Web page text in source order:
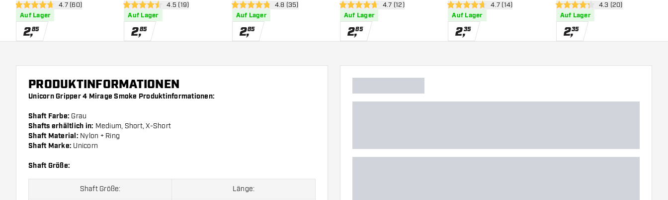
Bewertungsbereich öffnen
4.7 Bewertungssterne
4.7 (60)
Auf Lager
2,85
Bewertungsbereich öffnen
4.5 Bewertungssterne
4.5 (19)
Auf Lager
2,85
Bewertungsbereich öffnen
4.8 Bewertungssterne
4.8 (35)
Auf Lager
2,85
Bewertungsbereich öffnen
4.7 Bewertungssterne
4.7 (12)
Auf Lager
2,85
Bewertungsbereich öffnen
4.7 Bewertungssterne
4.7 (14)
Auf Lager
2,35
Bewertungsbereich
4.3 Bewertungssterne
4.3 (20)
Auf Lager
2,35
PRODUKTINFORMATIONEN
Unicorn Gripper 4 Mirage Smoke Produktinformationen:
Shaft Farbe: Grau
Shafts erhältlich in: Medium, Short, X-Short
Shaft Material: Nylon + Ring
Shaft Marke: Unicorn
Shaft Größe:
Shaft Größe: Länge: